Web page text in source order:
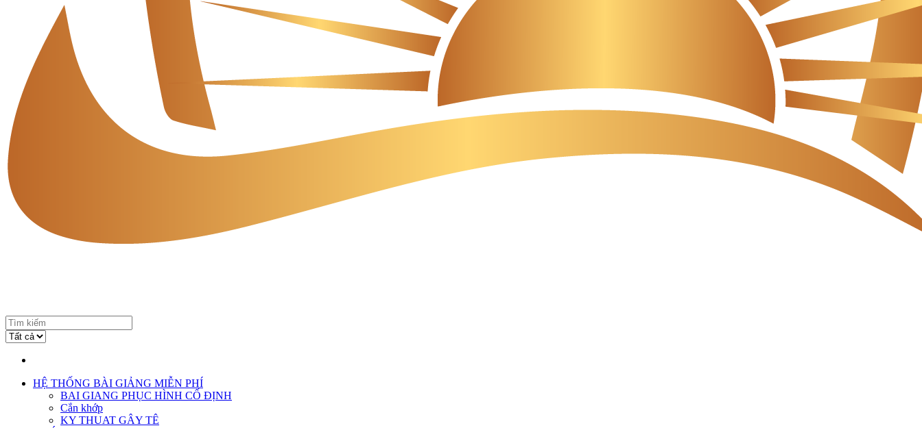
HỆ THỐNG BÀI GIẢNG MIỄN PHÍ
BAI GIANG PHỤC HÌNH CỐ ĐỊNH
Cắn khớp
KY THUAT GÂY TÊ